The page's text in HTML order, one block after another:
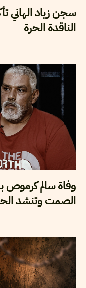
سجن زياد الهاني
الناقدة الحرة
وفاة سالم كرموص
الصمت وتنشد